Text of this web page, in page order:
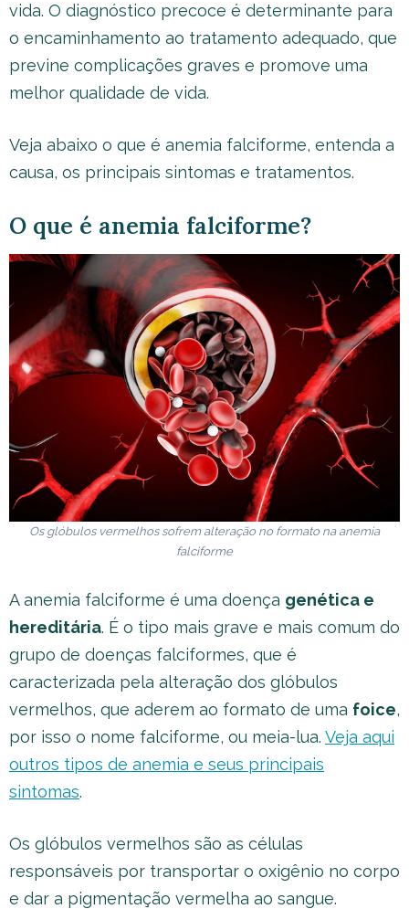
vida. O diagnóstico precoce é determinante para
o encaminhamento ao tratamento adequado, que
previne complicações graves e promove uma
melhor qualidade de vida.
Veja abaixo o que é anemia falciforme, entenda a
causa, os principais sintomas e tratamentos.
O que é anemia falciforme?
Os glóbulos vermelhos sofrem alteração no formato na anemia
falciforme
A anemia falciforme é uma doença genética e
hereditária. É o tipo mais grave e mais comum do
grupo de doenças falciformes, que é
caracterizada pela alteração dos glóbulos
vermelhos, que aderem ao formato de uma foice,
por isso o nome falciforme, ou meia-lua. Veja aqui
outros tipos de anemia e seus principais
sintomas.
Os glóbulos vermelhos são as células
responsáveis por transportar o oxigênio no corpo
e dar a pigmentação vermelha ao sangue.